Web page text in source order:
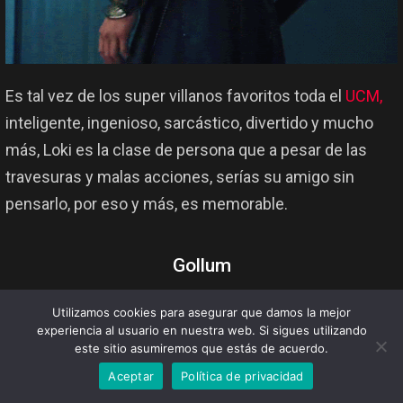
Es tal vez de los super villanos favoritos toda el UCM,
inteligente, ingenioso, sarcástico, divertido y mucho
más, Loki es la clase de persona que a pesar de las
travesuras y malas acciones, serías su amigo sin
pensarlo, por eso y más, es memorable.
Gollum
Utilizamos cookies para asegurar que damos la mejor
experiencia al usuario en nuestra web. Si sigues utilizando
este sitio asumiremos que estás de acuerdo.
Aceptar
Política de privacidad